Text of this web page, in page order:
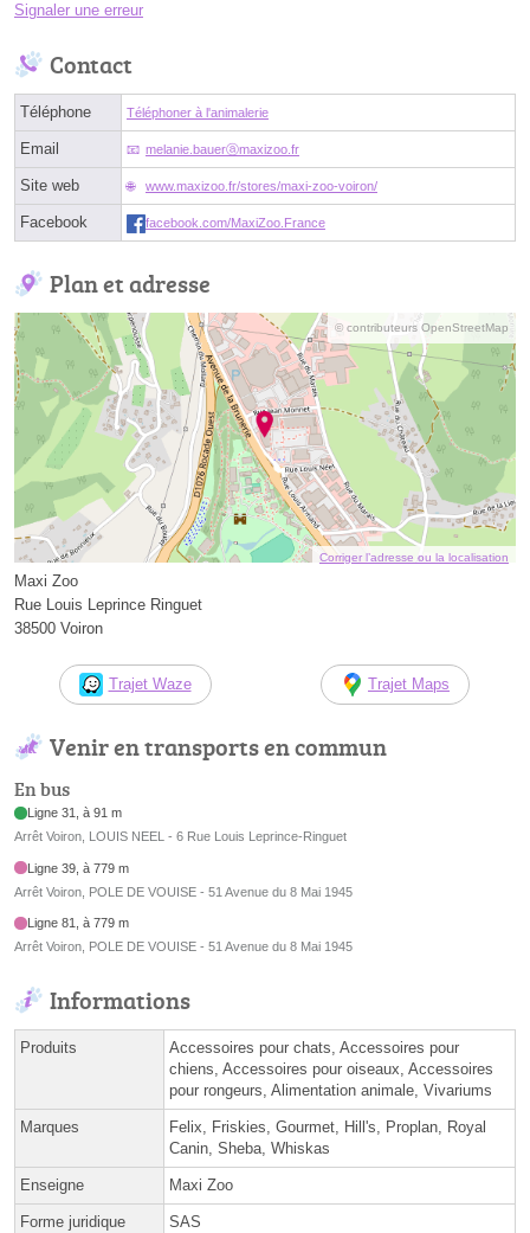
Signaler une erreur
Contact
Téléphone Téléphoner à l'animalerie
Email melanie.bauerⓐmaxizoo.fr
Site web www.maxizoo.fr/stores/maxi-zoo-voiron/
Facebook facebook.com/MaxiZoo.France
Plan et adresse
© contributeurs OpenStreetMap
Corriger l’adresse ou la localisation
Maxi Zoo
Rue Louis Leprince Ringuet
38500 Voiron
Trajet Waze Trajet Maps
Venir en transports en commun
En bus
Ligne 31, à 91 m
Arrêt Voiron, LOUIS NEEL - 6 Rue Louis Leprince-Ringuet
Ligne 39, à 779 m
Arrêt Voiron, POLE DE VOUISE - 51 Avenue du 8 Mai 1945
Ligne 81, à 779 m
Arrêt Voiron, POLE DE VOUISE - 51 Avenue du 8 Mai 1945
Informations
Produits
Accessoires pour chats, Accessoires pour
chiens, Accessoires pour oiseaux, Accessoires
pour rongeurs, Alimentation animale, Vivariums
Marques
Felix, Friskies, Gourmet, Hill's, Proplan, Royal
Canin, Sheba, Whiskas
Enseigne Maxi Zoo
Forme juridique SAS